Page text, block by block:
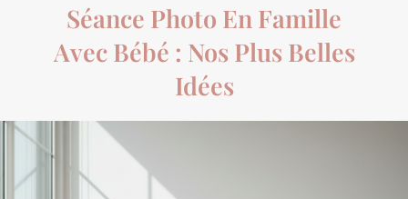
Séance Photo En Famille
Avec Bébé : Nos Plus Belles
Idées